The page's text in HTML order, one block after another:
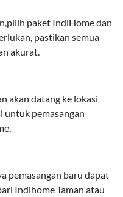
dasar, Paket
fitur lengkap,
yang
tinggi.
Keluarga
One adalah Paket
hingga 30 GB, Anda
anggota keluarga
kehabisan kuota.
paket IndiHome dan
pastikan semua
akurat.
akan datang ke lokasi
untuk pemasangan
pemasangan baru dapat
Indihome Taman atau